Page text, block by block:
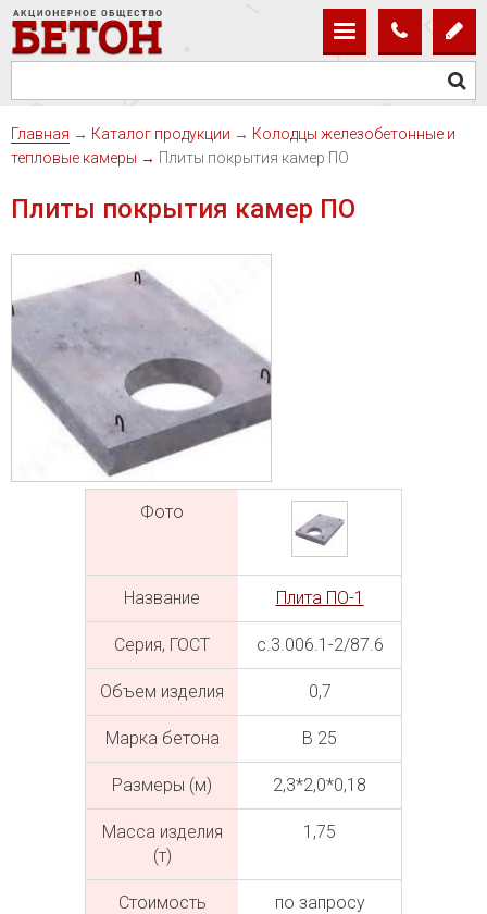
Главная → Каталог продукции → Колодцы железобетонные и
тепловые камеры → Плиты покрытия камер ПО
Плиты покрытия камер ПО
Фото
Название Плита ПО-1
Серия, ГОСТ с.3.006.1-2/87.6
Объем изделия 0,7
Марка бетона В 25
Размеры (м) 2,3*2,0*0,18
Масса изделия
(т)
1,75
Cтоимость по запросу